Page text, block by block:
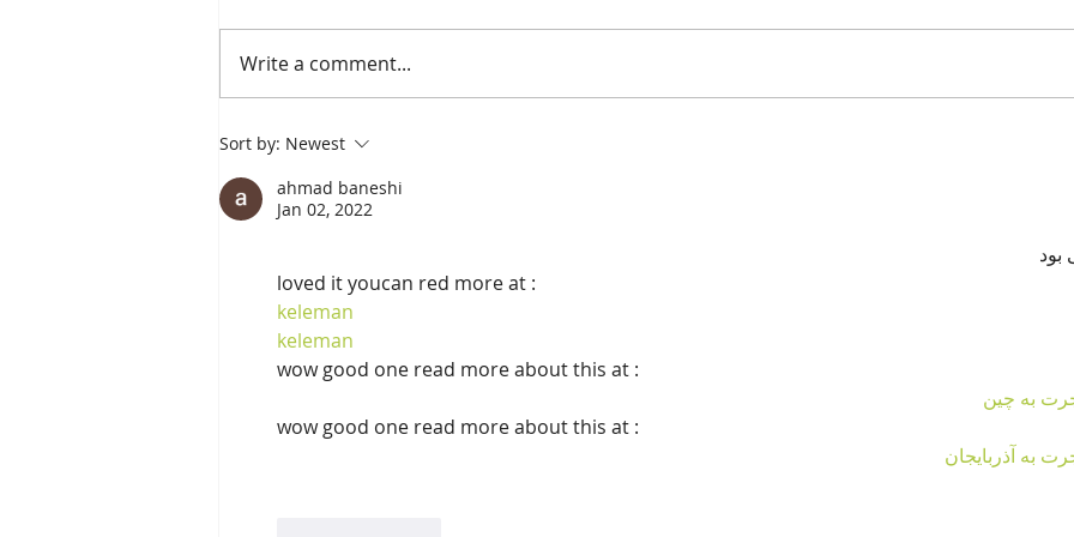
کنید. تصویر، در قرار میان تعبیر
خواب...
گوش دستگاه...
Write a comment...
Sort by: Newest
ahmad baneshi
Jan 02, 2022
بود
loved it youcan red more at :
keleman
keleman
wow good one read more about this at :
به چین
wow good one read more about this at :
به آذربایجان